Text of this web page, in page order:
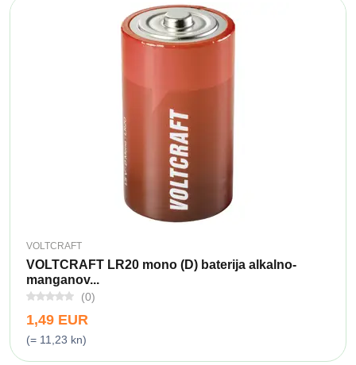
VOLTCRAFT
VOLTCRAFT LR20 mono (D) baterija alkalno-
manganov...
(0)
1,49 EUR
(= 11,23 kn)